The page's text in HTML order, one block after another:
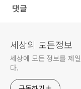
댓글
세상의 모든정보
세상에 모든 정보를 제
다.